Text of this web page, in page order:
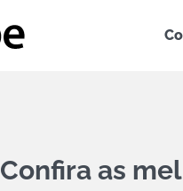
Confira as